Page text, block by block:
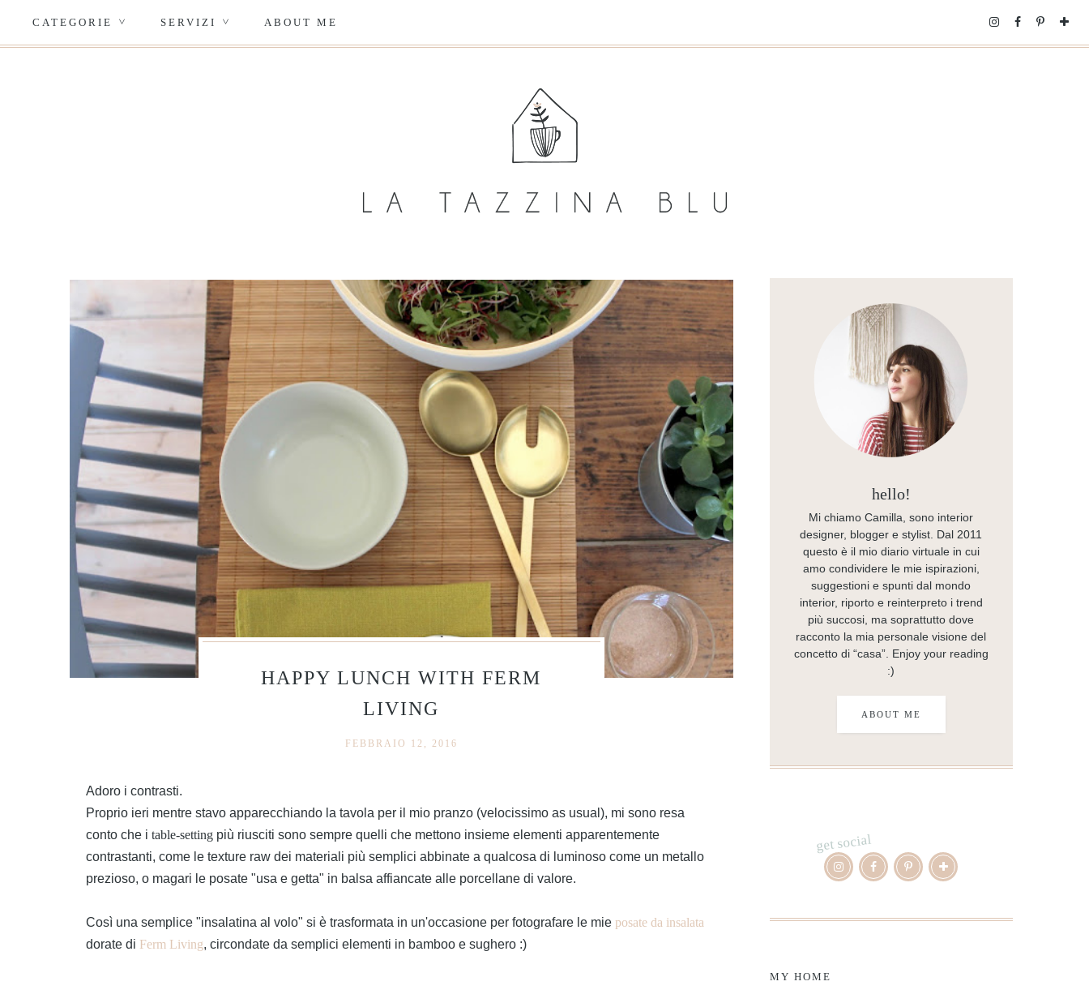
CATEGORIE > SERVIZI > ABOUT ME
HAPPY LUNCH WITH FERM
LIVING
FEBBRAIO 12, 2016
Adoro i contrasti.
Proprio ieri mentre stavo apparecchiando la tavola per il mio pranzo (velocissimo as usual), mi sono resa
conto che i table-setting più riusciti sono sempre quelli che mettono insieme elementi apparentemente
contrastanti, come le texture raw dei materiali più semplici abbinate a qualcosa di luminoso come un metallo
prezioso, o magari le posate "usa e getta" in balsa affiancate alle porcellane di valore.
Così una semplice "insalatina al volo" si è trasformata in un'occasione per fotografare le mie posate da insalata
dorate di Ferm Living, circondate da semplici elementi in bamboo e sughero :)
hello!
Mi chiamo Camilla, sono interior
designer, blogger e stylist. Dal 2011
questo è il mio diario virtuale in cui
amo condividere le mie ispirazioni,
suggestioni e spunti dal mondo
interior, riporto e reinterpreto i trend
più succosi, ma soprattutto dove
racconto la mia personale visione del
concetto di “casa”. Enjoy your reading
:)
ABOUT ME
get social
MY HOME